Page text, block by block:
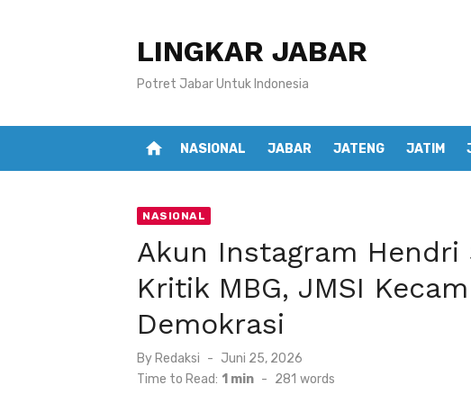
LINGKAR JABAR
Potret Jabar Untuk Indonesia
home NASIONAL JABAR JATENG JATIM
NASIONAL
Akun Instagram Hendri
Kritik MBG, JMSI
Demokrasi
By Redaksi
Posted
on
Juni 25, 2026
Time to Read: 1 min - 281 words